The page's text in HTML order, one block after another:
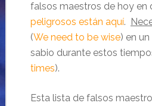
falsos maestros de hoy en
peligrosos están aquí.
(We need to be wise) en
sabio durante estos
times).
Esta lista de falsos